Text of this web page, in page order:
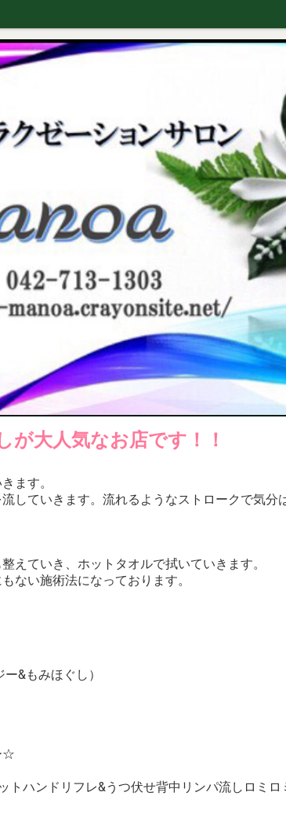
が大人気なお店です！！
ます。
していきます。流れるようなストロークで気分
えていき、ホットタオルで拭いていきます。
ない施術法になっております。
&もみほぐし）
☆
トハンドリフレ&うつ伏せ背中リンパ流しロミロ